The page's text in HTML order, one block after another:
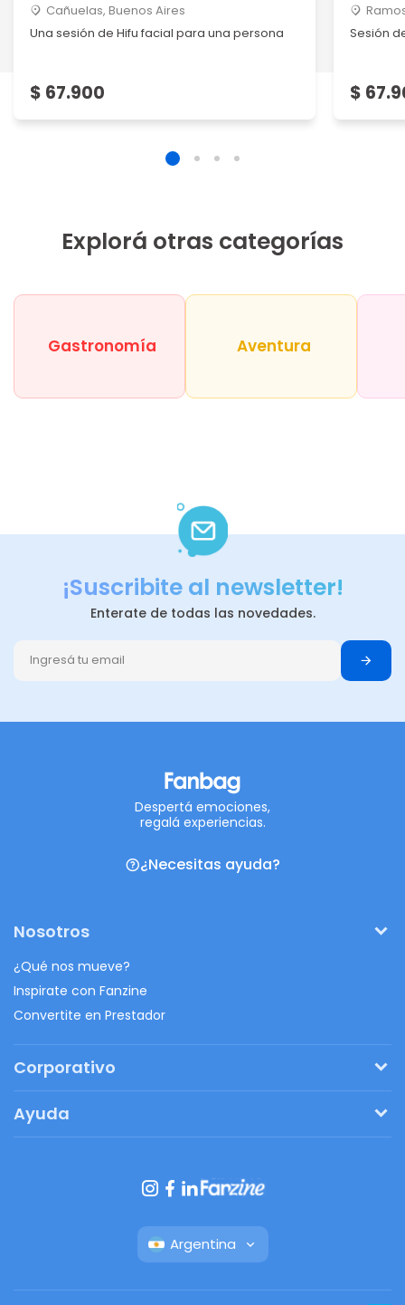
Cañuelas, Buenos Aires
Una sesión de Hifu facial para una persona
$ 67.900
Sesión
$
Explorá otras categorías
Gastronomía Aventura
¡Suscribite al newsletter!
Enterate de todas las novedades.
Despertá emociones,
regalá experiencias.
¿Necesitas ayuda?
Nosotros
¿Qué nos mueve?
Inspirate con Fanzine
Convertite en Prestador
Corporativo
Regalos originales
Ayuda
Botón de arrepentimiento
Argentina